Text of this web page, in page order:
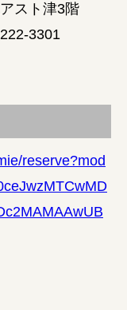
スト津3階
3301
reserve?mod